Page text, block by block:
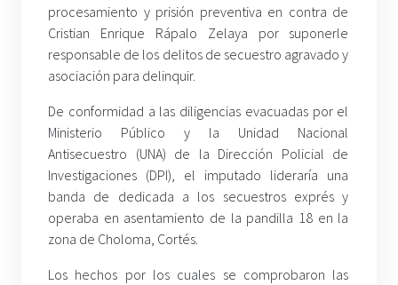
procesamiento y prisión preventiva en contra de
Cristian Enrique Rápalo Zelaya por suponerle
responsable de los delitos de secuestro agravado y
asociación para delinquir.
De conformidad a las diligencias evacuadas por el
Ministerio Público y la Unidad Nacional
Antisecuestro (UNA) de la Dirección Policial de
Investigaciones (DPI), el imputado lideraría una
banda de dedicada a los secuestros exprés y
operaba en asentamiento de la pandilla 18 en la
zona de Choloma, Cortés.
Los hechos por los cuales se comprobaron las